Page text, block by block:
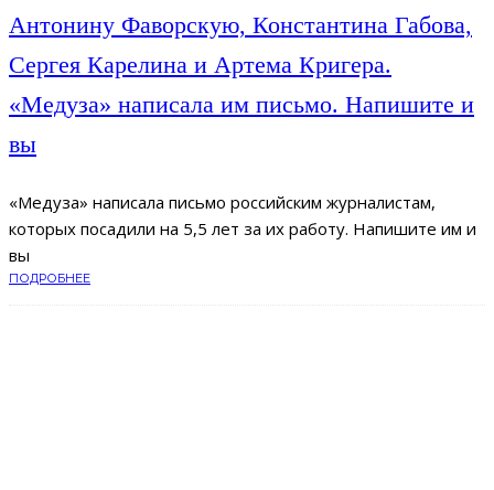
Антонину Фаворскую, Константина Габова,
Сергея Карелина и Артема Кригера.
«Медуза» написала им письмо. Напишите и
вы
«Медуза» написала письмо российским журналистам,
которых посадили на 5,5 лет за их работу. Напишите им и
вы
ПОДРОБНЕЕ